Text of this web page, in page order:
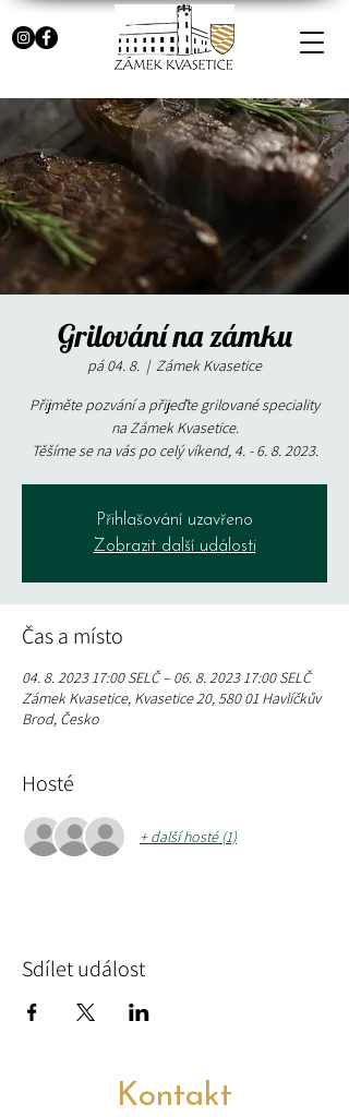
Grilování na zámku
pá 04. 8.
  |
Zámek Kvasetice
Přijměte pozvání a přijeďte grilované speciality
na Zámek Kvasetice.
Těšíme se na vás po celý víkend, 4. - 6. 8. 2023.
Přihlašování uzavřeno
Zobrazit další události
Čas a místo
04. 8. 2023 17:00 SELČ – 06. 8. 2023 17:00 SELČ
Zámek Kvasetice, Kvasetice 20, 580 01 Havlíčkův
Brod, Česko
Hosté
+ další hosté (1)
Sdílet událost
Kontakt